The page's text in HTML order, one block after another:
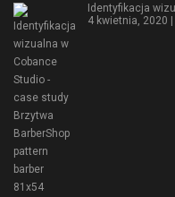
Identyfikacja
4 kwietnia, 2020 |